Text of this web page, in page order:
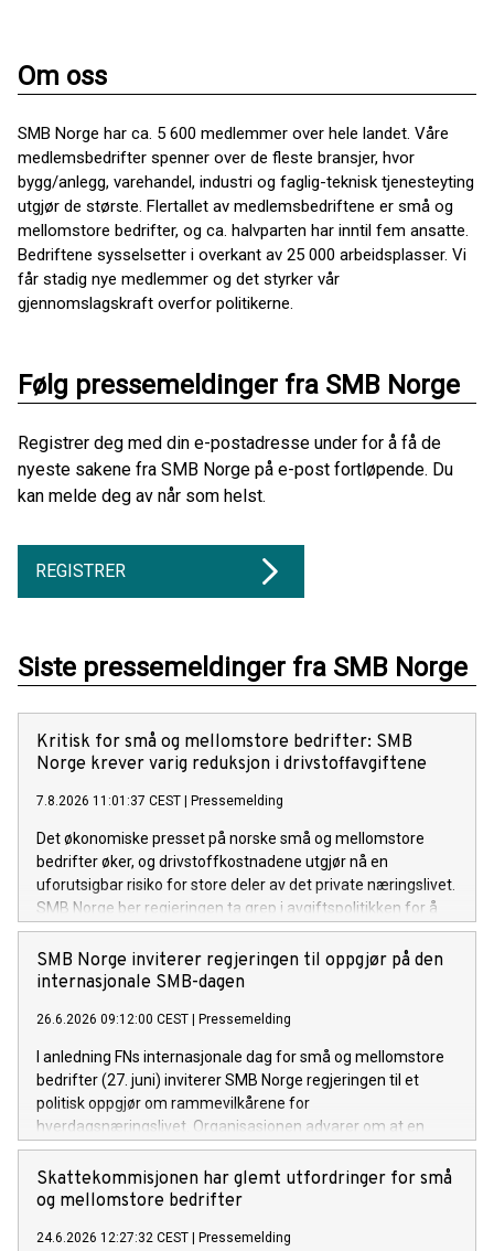
Om oss
SMB Norge har ca. 5 600 medlemmer over hele landet. Våre
medlemsbedrifter spenner over de fleste bransjer, hvor
bygg/anlegg, varehandel, industri og faglig-teknisk tjenesteyting
utgjør de største. Flertallet av medlemsbedriftene er små og
mellomstore bedrifter, og ca. halvparten har inntil fem ansatte.
Bedriftene sysselsetter i overkant av 25 000 arbeidsplasser. Vi
får stadig nye medlemmer og det styrker vår
gjennomslagskraft overfor politikerne.
Følg pressemeldinger fra SMB Norge
Registrer deg med din e-postadresse under for å få de
nyeste sakene fra SMB Norge på e-post fortløpende. Du
kan melde deg av når som helst.
REGISTRER
Siste pressemeldinger fra SMB Norge
Kritisk for små og mellomstore bedrifter: SMB
Norge krever varig reduksjon i drivstoffavgiftene
7.8.2026 11:01:37 CEST Pressemelding
Det økonomiske presset på norske små og mellomstore
bedrifter øker, og drivstoffkostnadene utgjør nå en
uforutsigbar risiko for store deler av det private næringslivet.
SMB Norge ber regjeringen ta grep i avgiftspolitikken for å
sikre konkurransekraften og arbeidsplassene i distriktene.
SMB Norge inviterer regjeringen til oppgjør på den
internasjonale SMB-dagen
26.6.2026 09:12:00 CEST Pressemelding
I anledning FNs internasjonale dag for små og mellomstore
bedrifter (27. juni) inviterer SMB Norge regjeringen til et
politisk oppgjør om rammevilkårene for
hverdagsnæringslivet. Organisasjonen advarer om at en
kombinasjon av økt skattetrykk og ferske byråkratiske
regelendringer er i ferd med å kvele innovasjonskraften i
norske distriktsbedrifter.
Skattekommisjonen har glemt utfordringer for små
og mellomstore bedrifter
24.6.2026 12:27:32 CEST Pressemelding